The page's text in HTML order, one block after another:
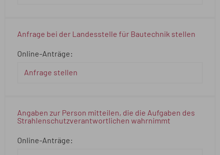
Anfrage bei der Landesstelle für Bautechnik stellen
Online-Anträge:
Anfrage stellen
Angaben zur Person mitteilen, die die Aufgaben des
Strahlenschutzverantwortlichen wahrnimmt
Online-Anträge: